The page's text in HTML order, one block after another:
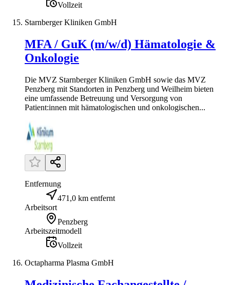
Vollzeit
Starnberger Kliniken GmbH
MFA / GuK (m/w/d) Hämatologie &
Onkologie
Die MVZ Starnberger Kliniken GmbH sowie das MVZ
Penzberg mit Standorten in Penzberg und Weilheim bieten
eine umfassende Betreuung und Versorgung von
Patient:innen mit hämatologischen und onkologischen...
Entfernung
471,0 km entfernt
Arbeitsort
Penzberg
Arbeitszeitmodell
Vollzeit
Octapharma Plasma GmbH